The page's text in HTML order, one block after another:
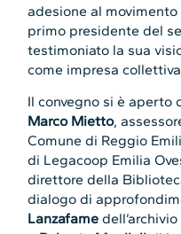
adesione al
primo presidente del
testimoniato la sua
come impresa
Il convegno si è aperto
Marco Mietto,
Comune di Reggio
di Legacoop Emilia
direttore della
dialogo di
Lanzafame